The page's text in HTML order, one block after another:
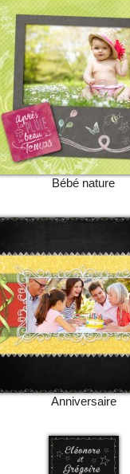
Bébé nature
Anniversaire